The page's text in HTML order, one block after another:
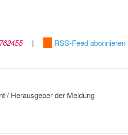
| RSS-Feed abonnieren
/ Herausgeber der Meldung